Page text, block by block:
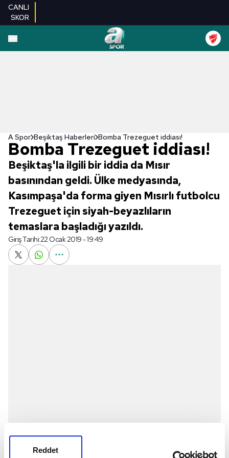
Reddet
CANLI
SKOR
A Spor Beşiktaş Haberleri Bomba Trezeguet iddiası!
Bomba Trezeguet iddiası!
Beşiktaş'la ilgili bir iddia da Mısır
basınından geldi. Ülke medyasında,
Kasımpaşa'da forma giyen Mısırlı futbolcu
Trezeguet için siyah-beyazlıların
temaslara başladığı yazıldı.
Giriş Tarihi:22 Ocak 2019 - 19:49
Haberlerde Kasımpaşa'nın 24 yaşındaki oyuncu
konusunda istediği rakamı bildirmesinin ardından